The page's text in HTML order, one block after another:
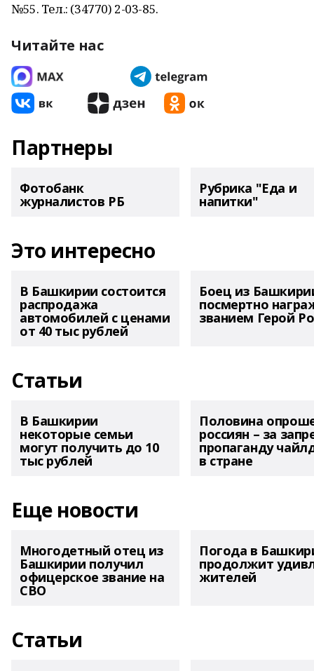
№55. Тел.: (34770) 2-03-85.
Читайте нас
Партнеры
Фотобанк
журналистов РБ
Рубрика "Еда и
напитки"
Это интересно
В Башкирии состоится
распродажа
автомобилей с ценами
от 40 тыс рублей
Боец из
посмертно
званием Герой
Статьи
В Башкирии
некоторые семьи
могут получить до 10
тыс рублей
Половина
россиян – за
пропаганду
в стране
Еще новости
Многодетный отец из
Башкирии получил
офицерское звание на
СВО
Погода в
продолжит
жителей
Статьи